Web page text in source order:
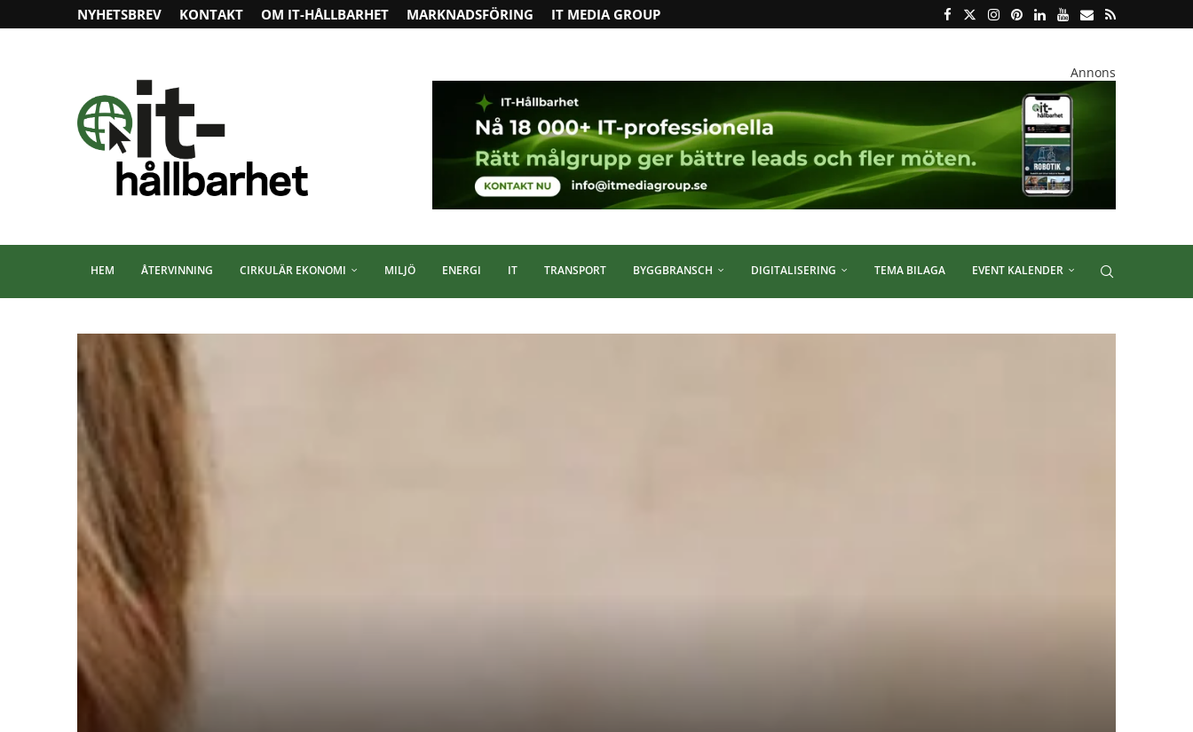
NYHETSBREV KONTAKT OM IT-HÅLLBARHET MARKNADSFÖRING IT MEDIA GROUP
Annons
HEM ÅTERVINNING CIRKULÄR EKONOMI MILJÖ ENERGI IT TRANSPORT BYGGBRANSCH DIGITALISERING TEMA BILAGA EVENT KALENDER